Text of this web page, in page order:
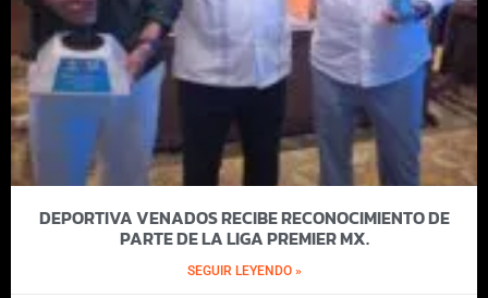
DEPORTIVA VENADOS RECIBE RECONOCIMIENTO DE
PARTE DE LA LIGA PREMIER MX.
SEGUIR LEYENDO »